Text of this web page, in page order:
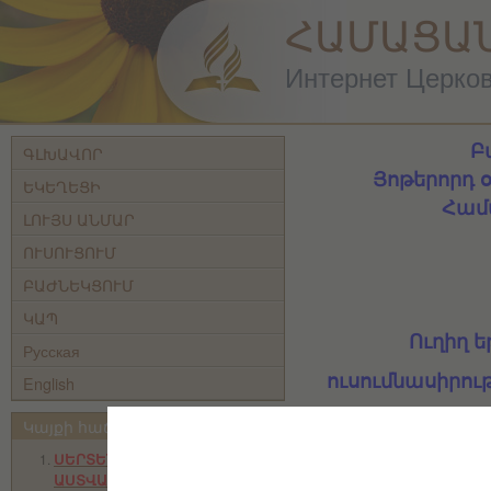
Интернет
ԳԼԽԱՎՈՐ
ԵԿԵՂԵՑԻ
ԼՈՒՅՍ ԱՆՄԱՐ
ՈՒՍՈՒՑՈՒՄ
ԲԱԺՆԵԿՑՈՒՄ
ԿԱՊ
Русская
English
Կայքի հաճախ այցելվող էջերը
ՍԵՐՏԵՆՔ
ԱՍՏՎԱԾԱՇՈՒՆՉԸ
Յոթերորդ
Ուղիղ